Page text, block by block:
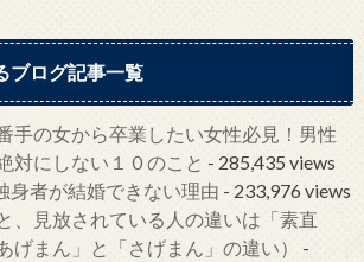
ブログ記事一覧
手の女から卒業したい女性必見！男性
対にしない１０のこと - 285,435 views
身者が結婚できない理由 - 233,976 views
、見放されている人の違いは「素直
げまん」と「さげまん」の違い）
-